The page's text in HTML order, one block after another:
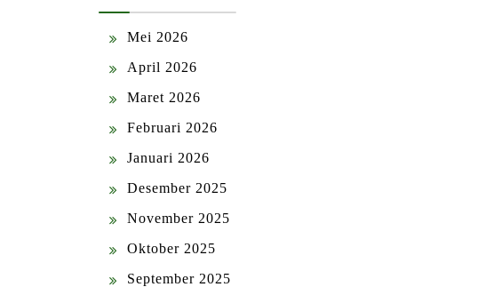
Mei 2026
April 2026
Maret 2026
Februari 2026
Januari 2026
Desember 2025
November 2025
Oktober 2025
September 2025